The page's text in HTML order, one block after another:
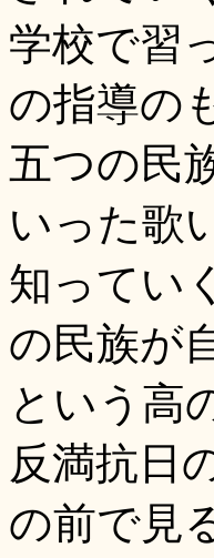
学校で習
の指導の
五つの民
いった歌
知ってい
の民族が
という高
反満抗日
の前で見